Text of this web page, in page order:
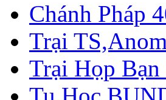
Chánh Pháp
Trại
Trại Họp Bạn